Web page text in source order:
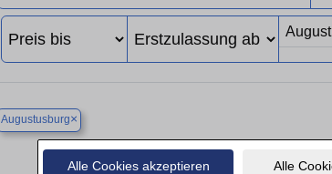
Alle Cookies akzeptieren Alle
Augustusburg×
Finden Sie in